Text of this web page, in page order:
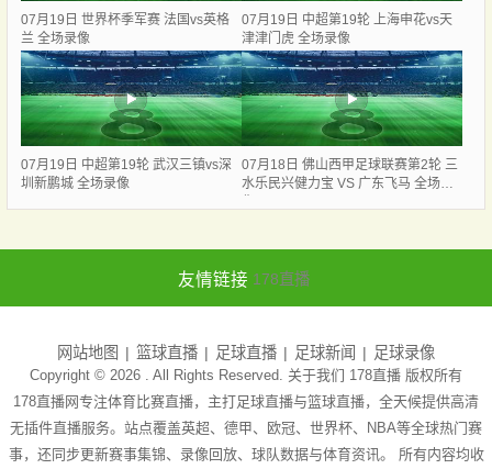
07月19日 世界杯季军赛 法国vs英格
兰 全场录像
07月19日 中超第19轮 上海申花vs天
津津门虎 全场录像
07月19日 中超第19轮 武汉三镇vs深
圳新鹏城 全场录像
07月18日 佛山西甲足球联赛第2轮 三
水乐民兴健力宝 VS 广东飞马 全场录
友情链接 178直播
网站地图 篮球直播 足球直播 足球新闻 足球录像
Copyright © 2026 . All Rights Reserved. 关于我们 178直播 版权所有
178直播网专注体育比赛直播，主打足球直播与篮球直播，全天候提供高清
无插件直播服务。站点覆盖英超、德甲、欧冠、世界杯、NBA等全球热门赛
事，还同步更新赛事集锦、录像回放、球队数据与体育资讯。 所有内容均收